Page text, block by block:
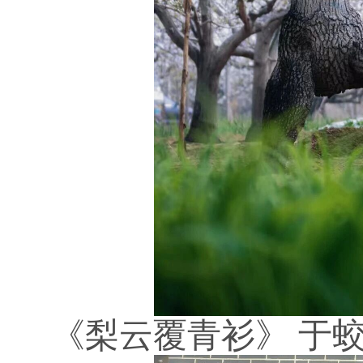
《梨云覆青衫》 于